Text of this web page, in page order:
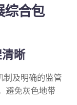
综合包
晰
制及明确的监管
避免灰色地带